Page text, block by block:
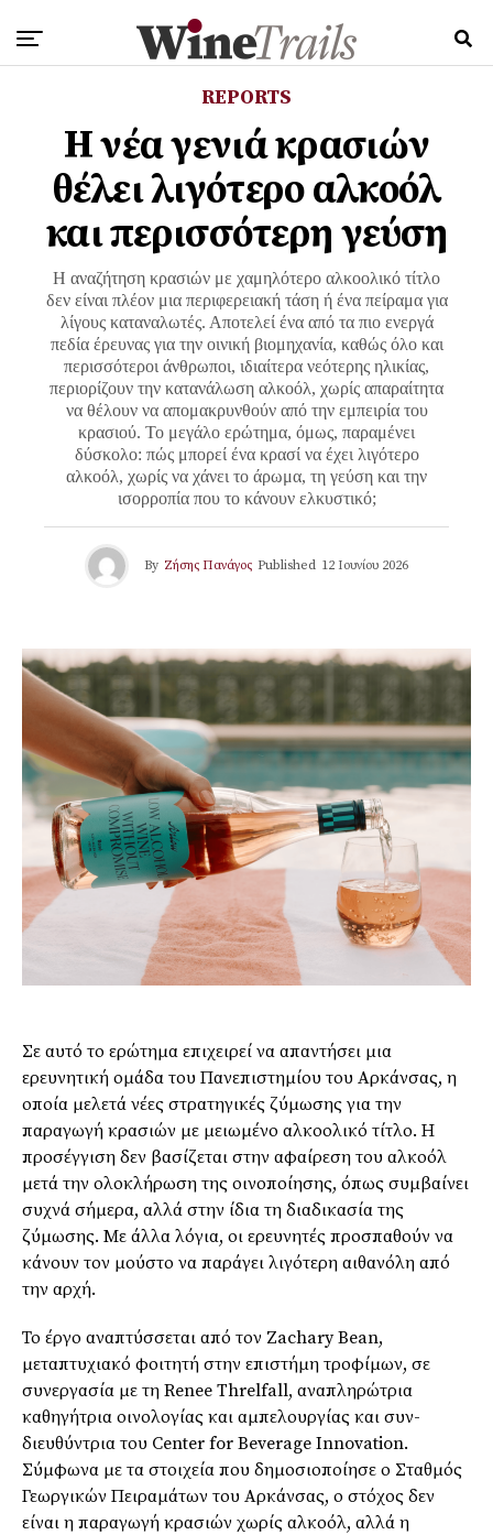
REPORTS
Η νέα γενιά κρασιών
θέλει λιγότερο αλκοόλ
και περισσότερη γεύση
Η αναζήτηση κρασιών με χαμηλότερο αλκοολικό τίτλο
δεν είναι πλέον μια περιφερειακή τάση ή ένα πείραμα για
λίγους καταναλωτές. Αποτελεί ένα από τα πιο ενεργά
πεδία έρευνας για την οινική βιομηχανία, καθώς όλο και
περισσότεροι άνθρωποι, ιδιαίτερα νεότερης ηλικίας,
περιορίζουν την κατανάλωση αλκοόλ, χωρίς απαραίτητα
να θέλουν να απομακρυνθούν από την εμπειρία του
κρασιού. Το μεγάλο ερώτημα, όμως, παραμένει
δύσκολο: πώς μπορεί ένα κρασί να έχει λιγότερο
αλκοόλ, χωρίς να χάνει το άρωμα, τη γεύση και την
ισορροπία που το κάνουν ελκυστικό;
By Ζήσης Πανάγος Published 12 Ιουνίου 2026
Σε αυτό το ερώτημα επιχειρεί να απαντήσει μια
ερευνητική ομάδα του Πανεπιστημίου του Αρκάνσας, η
οποία μελετά νέες στρατηγικές ζύμωσης για την
παραγωγή κρασιών με μειωμένο αλκοολικό τίτλο. Η
προσέγγιση δεν βασίζεται στην αφαίρεση του αλκοόλ
μετά την ολοκλήρωση της οινοποίησης, όπως συμβαίνει
συχνά σήμερα, αλλά στην ίδια τη διαδικασία της
ζύμωσης. Με άλλα λόγια, οι ερευνητές προσπαθούν να
κάνουν τον μούστο να παράγει λιγότερη αιθανόλη από
την αρχή.
Το έργο αναπτύσσεται από τον Zachary Bean,
μεταπτυχιακό φοιτητή στην επιστήμη τροφίμων, σε
συνεργασία με τη Renee Threlfall, αναπληρώτρια
καθηγήτρια οινολογίας και αμπελουργίας και συν-
διευθύντρια του Center for Beverage Innovation.
Σύμφωνα με τα στοιχεία που δημοσιοποίησε ο Σταθμός
Γεωργικών Πειραμάτων του Αρκάνσας, ο στόχος δεν
είναι η παραγωγή κρασιών χωρίς αλκοόλ, αλλά η